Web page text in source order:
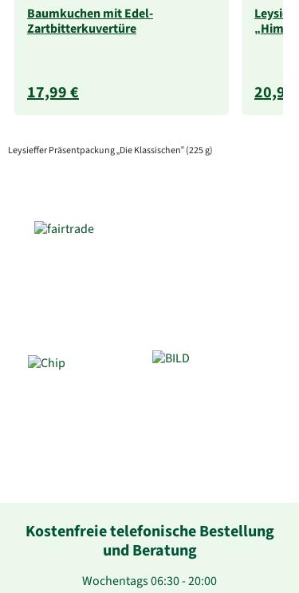
Baumkuchen mit Edel-
Zartbitterkuvertüre
17,99 € 20,99 €
Leysieffer Präsentpackung „Die Klassischen“ (225 g)
Kostenfreie telefonische Bestellung
und Beratung
Wochentags 06:30 - 20:00